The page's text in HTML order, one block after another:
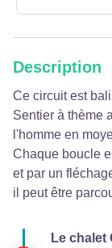
Description
Ce circuit est
Sentier à thème
l'homme en
Chaque boucle
et par un
il peut être
Le chalet